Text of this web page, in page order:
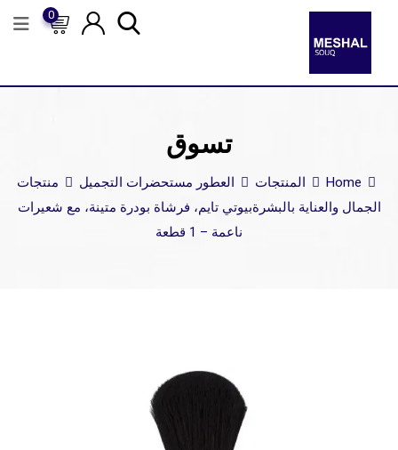
0
تسوق
Home المنتجات العطور مستحضرات التجميل
منتجات
الجمال والعناية بالبشرةبيوتي تايم، فرشاة بودرة متينة، مع شعيرات
ناعمة – 1 قطعة